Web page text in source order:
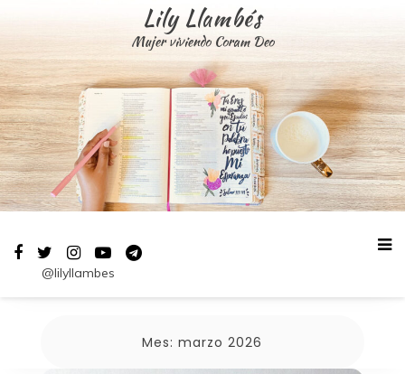
Lily Llambés
Mujer viviendo Coram Deo
@lilyllambes
Mes:marzo 2026